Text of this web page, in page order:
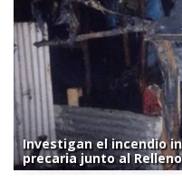
Investigan el incendio
precaria junto al